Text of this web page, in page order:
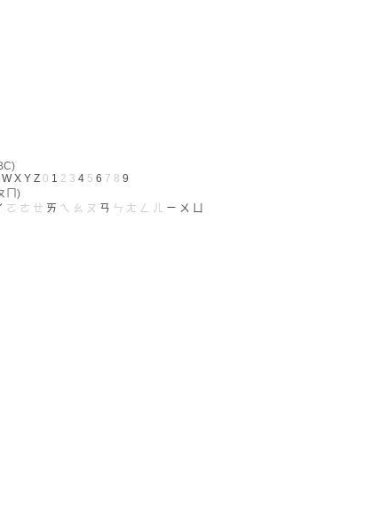
W X Y Z 0 1 2 3 4 5 6 7 8 9
ㄇ)
ㄛ ㄜ ㄝ ㄞ ㄟ ㄠ ㄡ ㄢ ㄣ ㄤ ㄥ ㄦ ㄧ ㄨ ㄩ